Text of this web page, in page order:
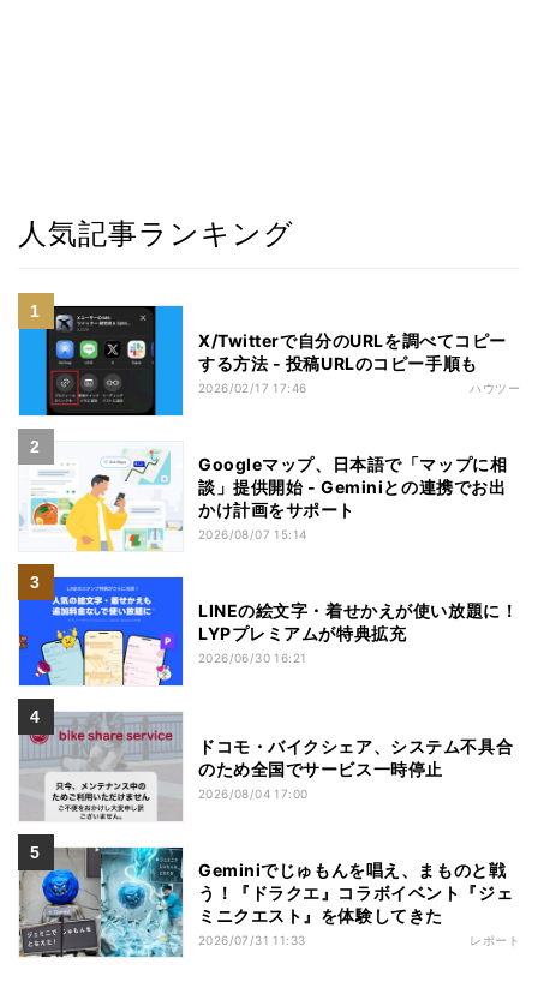
人気記事ランキング
X/Twitterで自分のURLを調べてコピー
する方法 - 投稿URLのコピー手順も
2026/02/17 17:46 ハウツー
Googleマップ、日本語で「マップに相
談」提供開始 - Geminiとの連携でお出
かけ計画をサポート
2026/08/07 15:14
LINEの絵文字・着せかえが使い放題に！
LYPプレミアムが特典拡充
2026/06/30 16:21
ドコモ・バイクシェア、システム不具合
のため全国でサービス一時停止
2026/08/04 17:00
Geminiでじゅもんを唱え、まものと戦
う！『ドラクエ』コラボイベント『ジェ
ミニクエスト』を体験してきた
2026/07/31 11:33 レポート